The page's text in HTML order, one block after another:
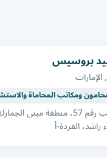
بروسيس
ومكاتب المحاماة
مكتب رقم 57، منطقة مبنى
راشد، الفردة-أ